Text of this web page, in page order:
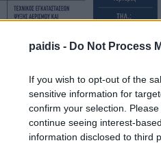
paidis - Do Not Process
If you wish to opt-out of the
sensitive information for
confirm your selection.
continue seeing interest-
information disclosed to third